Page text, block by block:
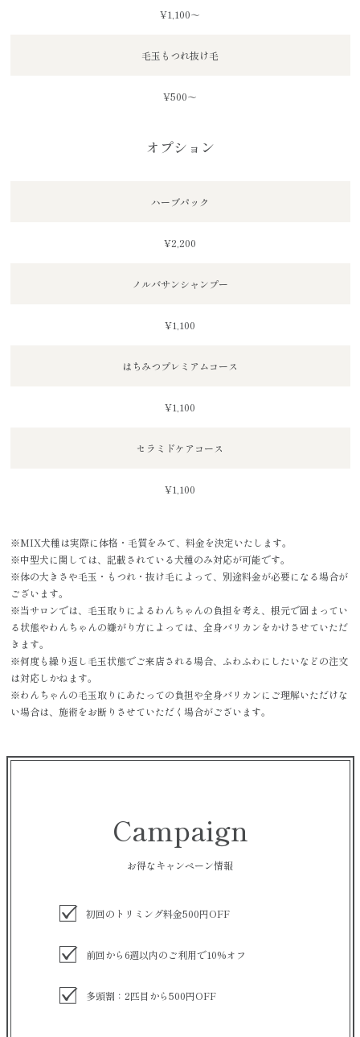
¥1,100～
毛玉もつれ抜け毛
¥500～
オプション
ハーブパック
¥2,200
ノルバサンシャンプー
¥1,100
はちみつプレミアムコース
¥1,100
セラミドケアコース
¥1,100
※MIX犬種は実際に体格・毛質をみて、料金を決定いたします。
※中型犬に関しては、記載されている犬種のみ対応が可能です。
※体の大きさや毛玉・もつれ・抜け毛によって、別途料金が必要になる場合が
ございます。
※当サロンでは、毛玉取りによるわんちゃんの負担を考え、根元で固まってい
る状態やわんちゃんの嫌がり方によっては、全身バリカンをかけさせていただ
きます。
※何度も繰り返し毛玉状態でご来店される場合、ふわふわにしたいなどの注文
は対応しかねます。
※わんちゃんの毛玉取りにあたっての負担や全身バリカンにご理解いただけな
い場合は、施術をお断りさせていただく場合がございます。
Campaign
お得なキャンペーン情報
初回のトリミング料金500円OFF
前回から6週以内のご利用で10%オフ
多頭割：2匹目から500円OFF